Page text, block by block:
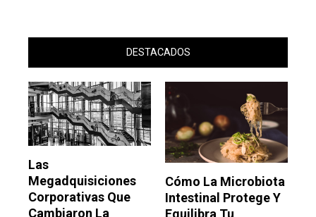
DESTACADOS
Las
Megadquisiciones
Corporativas Que
Cambiaron La
Cómo La Microbiota
Intestinal Protege Y